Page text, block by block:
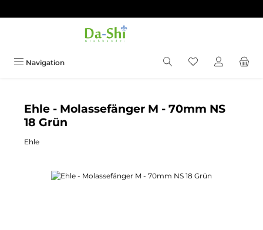
Navigation Du hast 0
Ehle - Molassefänger M - 70mm NS
18 Grün
Ehle
Bildergalerie überspringen